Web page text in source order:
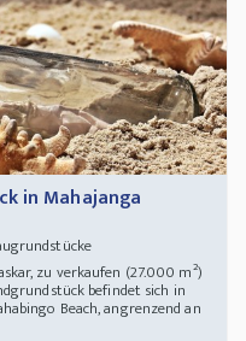
in Mahajanga
zu verkaufen (27.000 m²)
befindet sich in
Beach, angrenzend an